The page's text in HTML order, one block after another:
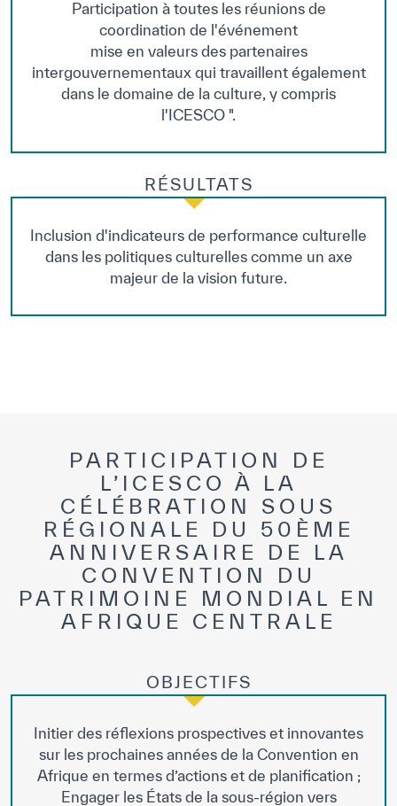
Participation à toutes les réunions de
coordination de l'événement
mise en valeurs des partenaires
intergouvernementaux qui travaillent également
dans le domaine de la culture, y compris
l'ICESCO ".
RÉSULTATS
Inclusion d'indicateurs de performance culturelle
dans les politiques culturelles comme un axe
majeur de la vision future.
PARTICIPATION DE
L’ICESCO À LA
CÉLÉBRATION SOUS
RÉGIONALE DU 50ÈME
ANNIVERSAIRE DE LA
CONVENTION DU
PATRIMOINE MONDIAL EN
AFRIQUE CENTRALE
OBJECTIFS
Initier des réflexions prospectives et innovantes
sur les prochaines années de la Convention en
Afrique en termes d’actions et de planification ;
Engager les États de la sous-région vers